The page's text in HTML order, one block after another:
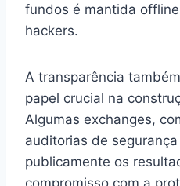
fundos é mantida
hackers.
A transparência
papel crucial na
Algumas exchanges,
auditorias de
publicamente os
compromisso com a